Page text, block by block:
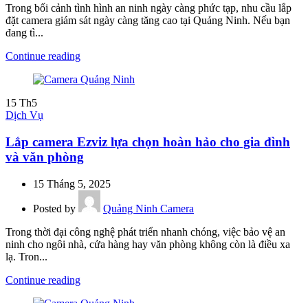
Trong bối cảnh tình hình an ninh ngày càng phức tạp, nhu cầu lắp
đặt camera giám sát ngày càng tăng cao tại Quảng Ninh. Nếu bạn
đang tì...
Continue reading
15 Th5
Dịch Vụ
Lắp camera Ezviz lựa chọn hoàn hảo cho gia đình
và văn phòng
15 Tháng 5, 2025
Posted by
Quảng Ninh Camera
Trong thời đại công nghệ phát triển nhanh chóng, việc bảo vệ an
ninh cho ngôi nhà, cửa hàng hay văn phòng không còn là điều xa
lạ. Tron...
Continue reading